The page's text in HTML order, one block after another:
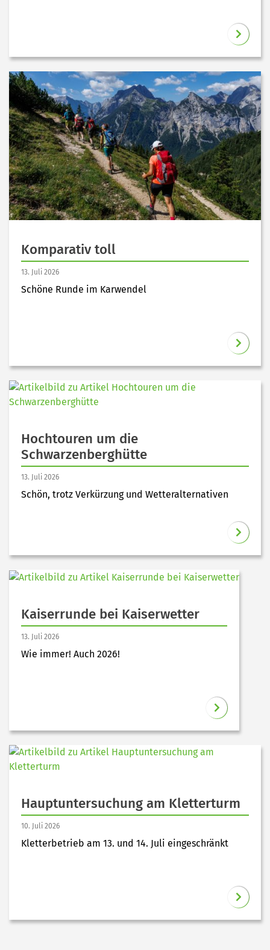
Komparativ toll
13. Juli 2026
Schöne Runde im Karwendel
Hochtouren um die
Schwarzenberghütte
13. Juli 2026
Schön, trotz Verkürzung und Wetteralternativen
Kaiserrunde bei Kaiserwetter
13. Juli 2026
Wie immer! Auch 2026!
Hauptuntersuchung am Kletterturm
10. Juli 2026
Kletterbetrieb am 13. und 14. Juli eingeschränkt